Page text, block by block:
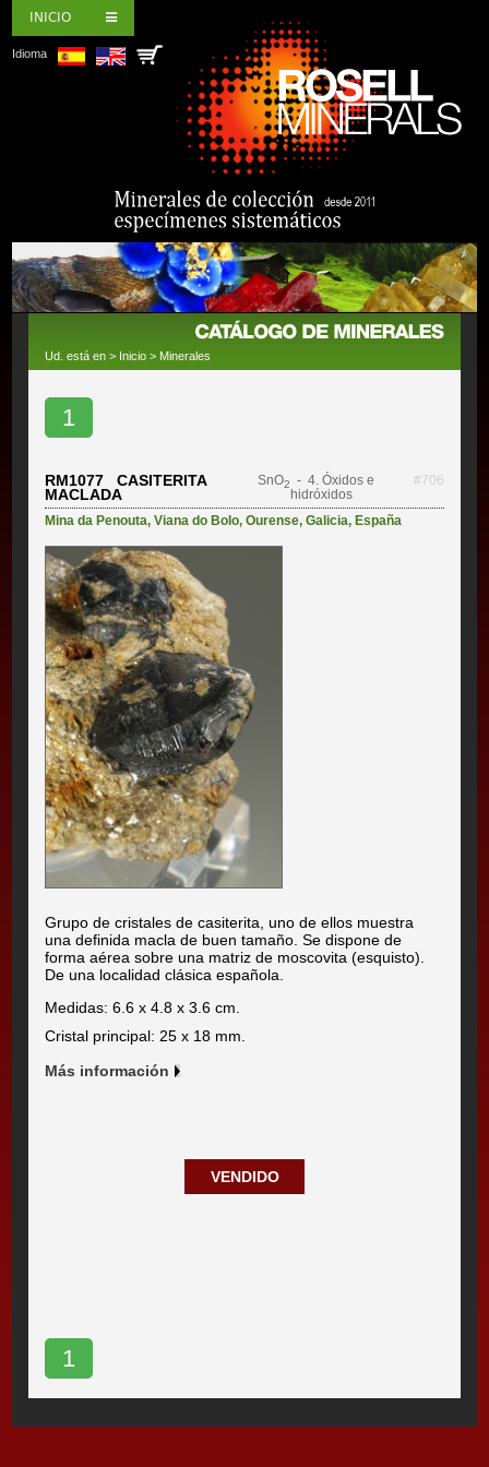
INICIO
Idioma
Ud. está en > Inicio > Minerales
1
RM1077 CASITERITA
MACLADA
SnO2
- 4. Óxidos e
hidróxidos
#706
Mina da Penouta,Viana do Bolo,Ourense,Galicia, España
Grupo de cristales de casiterita, uno de ellos muestra
una definida macla de buen tamaño. Se dispone de
forma aérea sobre una matriz de moscovita (esquisto).
De una localidad clásica española.
Medidas: 6.6 x 4.8 x 3.6 cm.
Cristal principal: 25 x 18 mm.
Más información
VENDIDO
1